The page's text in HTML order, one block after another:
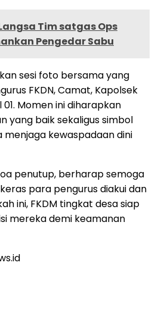
Tim satgas Ops
Pengedar Sabu
sesi foto bersama yang
FKDN, Camat, Kapolsek
Momen ini diharapkan
yang baik sekaligus simbol
kewaspadaan dini
penutup, berharap semoga
para pengurus diakui dan
ini, FKDM tingkat desa siap
mereka demi keamanan